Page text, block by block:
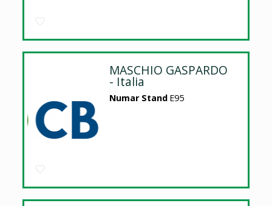
MASCHIO GASPARDO
- Italia
Numar Stand E95